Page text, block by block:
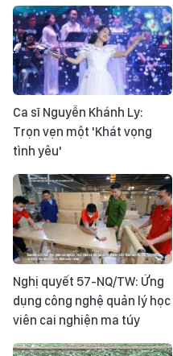
Ca sĩ Nguyễn Khánh Ly:
Trọn vẹn một 'Khát vọng
tình yêu'
Nghị quyết 57-NQ/TW: Ứng
dụng công nghệ quản lý học
viên cai nghiện ma túy